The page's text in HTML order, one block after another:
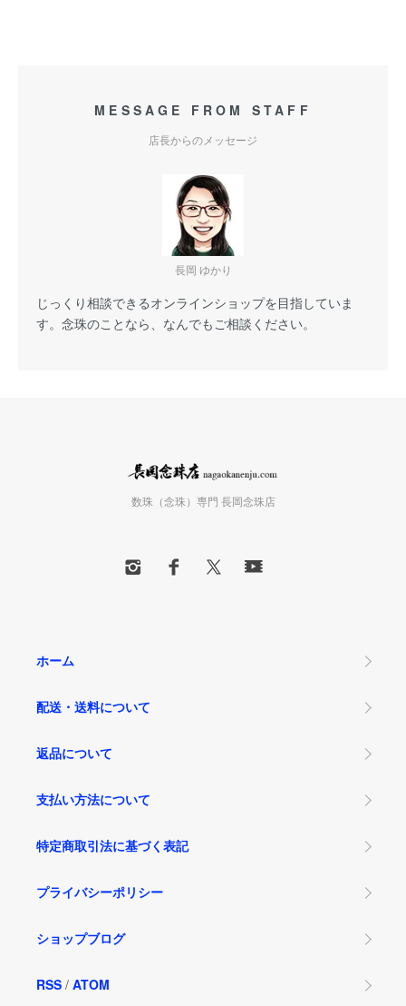
MESSAGE FROM STAFF
店長からのメッセージ
長岡 ゆかり
じっくり相談できるオンラインショップを目指していま
す。念珠のことなら、なんでもご相談ください。
数珠（念珠）専門 長岡念珠店
ホーム
配送・送料について
返品について
支払い方法について
特定商取引法に基づく表記
プライバシーポリシー
ショップブログ
RSS / ATOM